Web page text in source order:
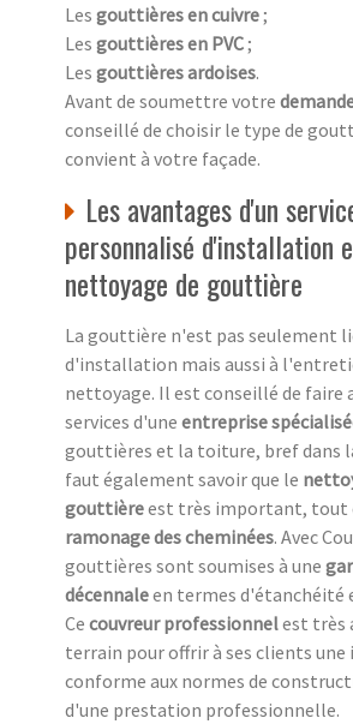
Les gouttières en cuivre;
Les gouttières en PVC;
Les gouttières ardoises.
Avant de soumettre votre
conseillé de choisir le type de
convient à votre façade.
Les avantages d'un
personnalisé d'installation
nettoyage de gouttière
La gouttière n'est pas seulement
d'installation mais aussi à
nettoyage. Il est conseillé de faire
services d'une entreprise
gouttières et la toiture, bref dans
faut également savoir que le
gouttièreest très important, tout
ramonage des cheminées. Avec
gouttières sont soumises à une
décennaleen termes d'étanchéité
Ce couvreur professionnelest très
terrain pour offrir à ses clients
conforme aux normes de
d'une prestation professionnelle.